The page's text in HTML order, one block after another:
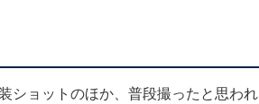
ショットのほか、普段撮ったと思われ